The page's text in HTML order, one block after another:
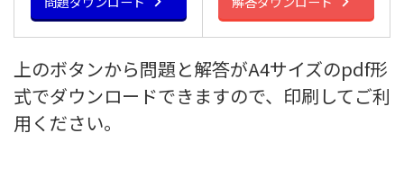
上のボタンから問題と解答がA4サイズのpdf形
式でダウンロードできますので、印刷してご利
用ください。